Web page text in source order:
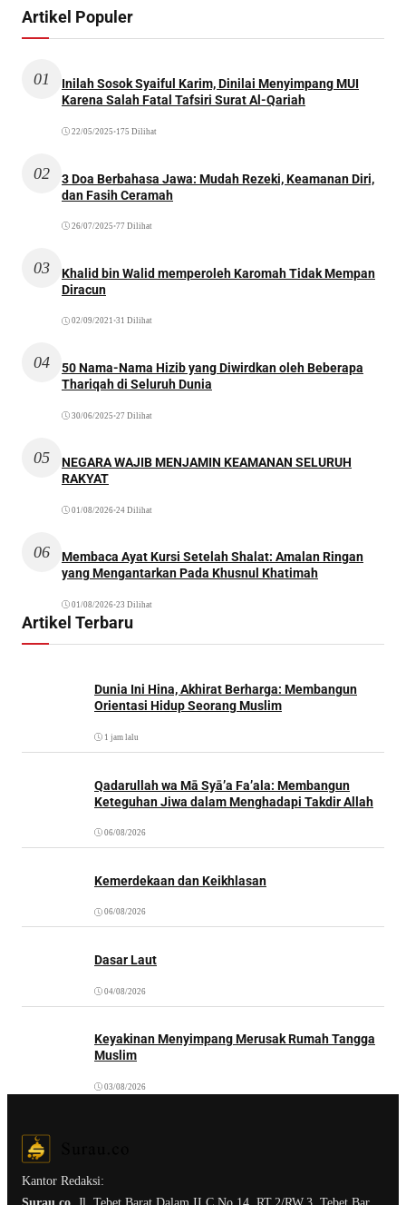
Artikel Populer
01
Inilah Sosok Syaiful Karim, Dinilai Menyimpang MUI
Karena Salah Fatal Tafsiri Surat Al-Qariah
22/05/2025 •175 Dilihat
02
3 Doa Berbahasa Jawa: Mudah Rezeki, Keamanan Diri,
dan Fasih Ceramah
26/07/2025 •77 Dilihat
03
Khalid bin Walid memperoleh Karomah Tidak Mempan
Diracun
02/09/2021 •31 Dilihat
04
50 Nama-Nama Hizib yang Diwirdkan oleh Beberapa
Thariqah di Seluruh Dunia
30/06/2025 •27 Dilihat
05
NEGARA WAJIB MENJAMIN KEAMANAN SELURUH
RAKYAT
01/08/2026•24 Dilihat
06
Membaca Ayat Kursi Setelah Shalat: Amalan Ringan
yang Mengantarkan Pada Khusnul Khatimah
01/08/2026•23 Dilihat
Artikel Terbaru
Dunia Ini Hina, Akhirat Berharga: Membangun
Orientasi Hidup Seorang Muslim
1 jam lalu
Qadarullah wa Mā Syā’a Fa’ala: Membangun
Keteguhan Jiwa dalam Menghadapi Takdir Allah
06/08/2026
Kemerdekaan dan Keikhlasan
06/08/2026
Dasar Laut
04/08/2026
Keyakinan Menyimpang Merusak Rumah Tangga
Muslim
03/08/2026
Kantor Redaksi: